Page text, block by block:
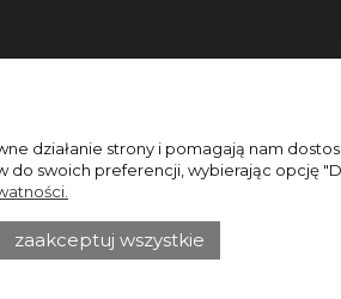
działanie strony i pomagają nam
swoich preferencji, wybierając opcję
zaakceptuj wszystkie